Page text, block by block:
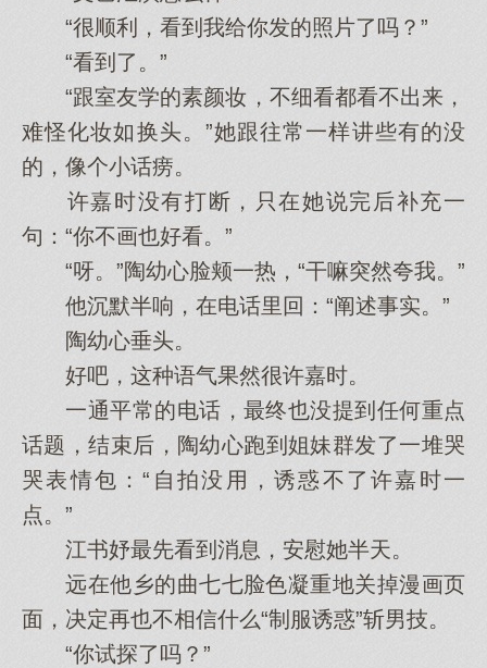
“很顺利，看到我给你发的照片了吗？”
“看到了。”
“跟室友学的素颜妆，不细看都看不出来，
难怪化妆如换头。”她跟往常一样讲些有的没
的，像个小话痨。
许嘉时没有打断，只在她说完后补充一
句：“你不画也好看。”
“呀。”陶幼心脸颊一热，“干嘛突然夸我。”
他沉默半响，在电话里回：“阐述事实。”
陶幼心垂头。
好吧，这种语气果然很许嘉时。
一通平常的电话，最终也没提到任何重点
话题，结束后，陶幼心跑到姐妹群发了一堆哭
哭表情包：“自拍没用，诱惑不了许嘉时一
点。”
江书妤最先看到消息，安慰她半天。
远在他乡的曲七七脸色凝重地关掉漫画页
面，决定再也不相信什么“制服诱惑”斩男技。
“你试探了吗？”